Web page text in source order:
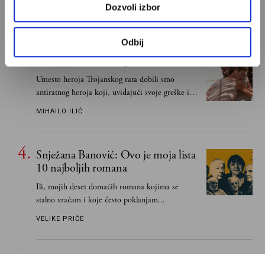
Dozvoli izbor
Odbij
Odisej je u stvari negativac
Umesto heroja Trojanskog rata dobili smo
antiratnog heroja koji, uviđajući svoje greške i
učeći na njima, shvata da postoje stvari koje su
MIHAILO ILIĆ
Snježana Banović: Ovo je moja lista
10 najboljih romana
Ili, mojih deset domaćih romana kojima se
stalno vraćam i koje često poklanjam...
VELIKE PRIČE